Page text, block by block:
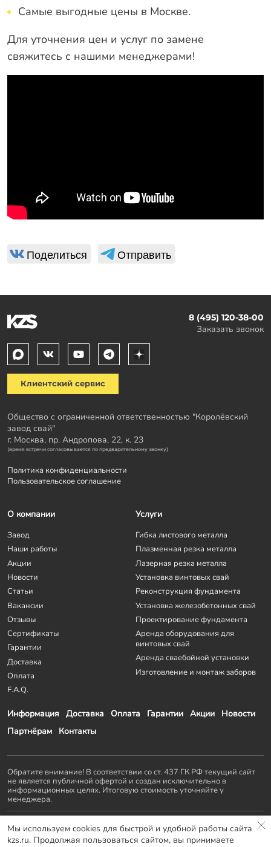
Самые выгодные цены в Москве.
Для уточнения цен и услуг по замене
свяжитесь с нашими менеджерами!
Поделиться Отправить
8 (495) 120-38-00
Заказать звонок
Клиентский сервис
Общество с ограниченной ответственностью "Королёвский
завод свай"
г. Москва, пр. Андропова, 22, к. 23
(время встречи согласовывается по предварительному звонку)
Политика конфиденциальности
Пользовательское соглашение
Информация Доставка Оплата Гарантии Акции
Новости
Партнёрам
Контакты
О компании
Завод
Наши работы
Акции
Новости
Статьи
Вакансии
Отзывы
Сертификаты
Гарантии
Доставка
Оплата
F.A.Q.
Услуги
Гибка листового металла
Плазменная резка металла
Лазерная резка металла
Установка винтовых свай
Реконструкция фундамента
Установка железобетонных свай
Проектирование фундамента
Аренда оборудования для
винтовых свай
Аренда сваебойной установки
Изготовление и монтаж заборов
Обратите внимание! В соответствии со ст. 437 ГК РФ текущий сайт
не является публичной офертой и создан исключительно в
информационных целях. Итоговую стоимость уточняйте у
менеджера.
Остальные проекты KZS GROUP
Домостроение
Заборы и ворота Септики
Террасы
Мы используем cookies для быстрой и удобной работы сайта
kzs.ru. Продолжая пользоваться сайтом, вы принимаете